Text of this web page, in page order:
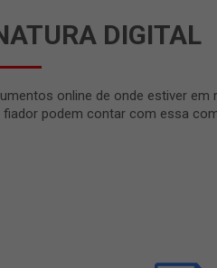
DIGITAL
online de onde estiver
fiador podem contar com essa